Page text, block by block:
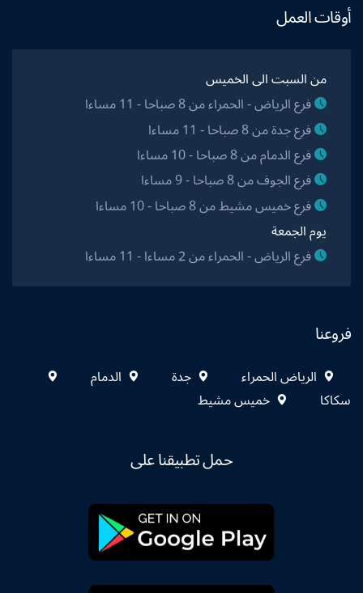
أوقات العمل
من السبت الى الخميس
فرع الرياض - الحمراء من 8 صباحا - 11 مساءا
فرع جدة من 8 صباحا - 11 مساءا
فرع الدمام من 8 صباحا - 10 مساءا
فرع الجوف من 8 صباحا - 9 مساءا
فرع خميس مشيط من 8 صباحا - 10 مساءا
يوم الجمعة
فرع الرياض - الحمراء من 2 مساءا - 11 مساءا
فروعنا
الرياض الحمراء جدة
الدمام
سكاكا
خميس مشيط
حمل تطبيقنا على